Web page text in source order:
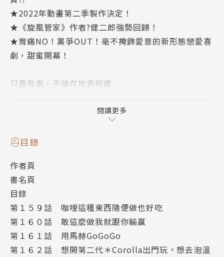
★2022年動畫第二季製作決定！
★《旋風管家》作者?健二郎強勢回歸！
★胃痛NO！黨爭OUT！毫不掩飾愛意的新形態戀愛喜
劇，甜蜜開幕！
只要有車，不論在地表何處
情侶裝、煮咖哩以及變更擺設。
有駕照在手，移動和約會的方式也會不一樣。
因為，我們是夫妻啊！
塞滿婚姻幸福篇章的第18集來了!!
閱讀更多
目錄
作者頁
書名頁
目錄
第１５９話 咖哩這種東西隨便做也好吃
第１６０話 敢這麼做我就跟你輸贏
第１６１話 用馬赫GoGoGo
第１６２話 想開第二代＊Corolla出門玩。想去泡溫